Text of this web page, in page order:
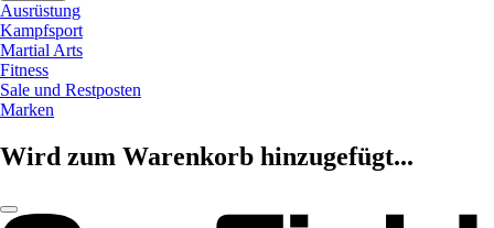
Ausrüstung
Kampfsport
Martial Arts
Fitness
Sale und Restposten
Marken
Wird zum Warenkorb hinzugefügt...